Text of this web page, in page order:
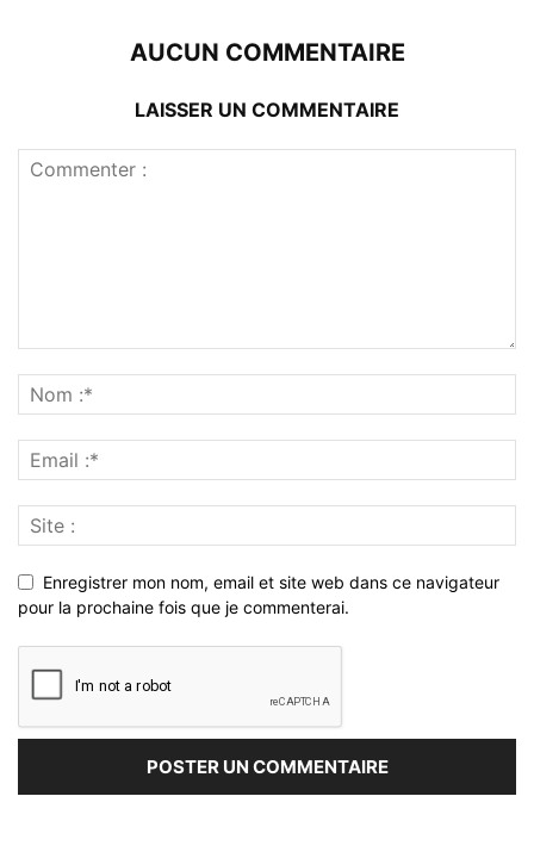
AUCUN COMMENTAIRE
LAISSER UN COMMENTAIRE
Enregistrer mon nom, email et site web dans ce navigateur
pour la prochaine fois que je commenterai.